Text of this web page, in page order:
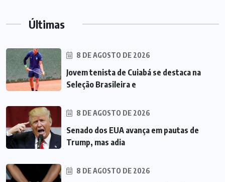
Últimas
8 DE AGOSTO DE 2026
Jovem tenista de Cuiabá se destaca na
Seleção Brasileira e
8 DE AGOSTO DE 2026
Senado dos EUA avança em pautas de
Trump, mas adia
8 DE AGOSTO DE 2026